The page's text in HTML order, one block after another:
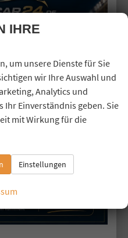
IHRE
um unsere Dienste für Sie
wir Ihre Auswahl und
Analytics und
Ihr Einverständnis geben. Sie
mit Wirkung für die
Einstellungen